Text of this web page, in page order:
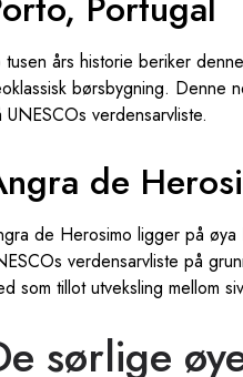
tusen års historie beriker
børsbygning. Denne
UNESCOs verdensarvliste.
de
de Herosimo ligger på
verdensarvliste på
som tillot utveksling mellom
sørlige